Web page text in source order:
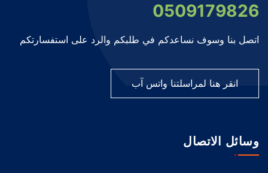
0509179826
اتصل بنا وسوف نساعدكم في طلبكم والرد على استفسارتكم
انقر هنا لمراسلتنا واتس آب
وسائل الاتصال